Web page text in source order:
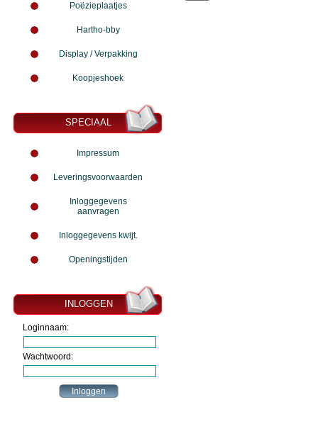
Poëzieplaatjes
Hartho-bby
Display / Verpakking
Koopjeshoek
SPECIAAL
Impressum
Leveringsvoorwaarden
Inloggegevens
aanvragen
Inloggegevens kwijt.
Openingstijden
INLOGGEN
Loginnaam:
Wachtwoord: